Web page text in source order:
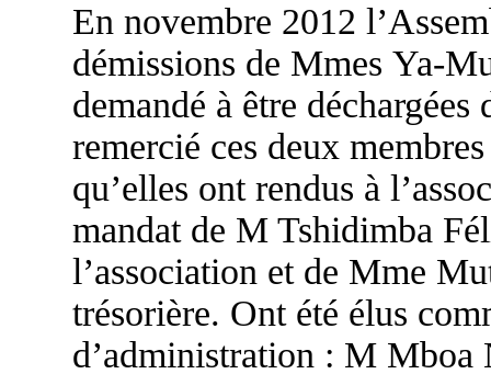
En novembre 2012
démissions de Mmes Ya-
demandé à être
remercié ces deux
qu’elles ont rendus à
mandat de M Tshidimba
l’association et de Mme
trésorière. Ont été élus
d’administration : M Mboa